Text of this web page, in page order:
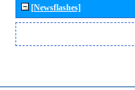
[Newsflashes]